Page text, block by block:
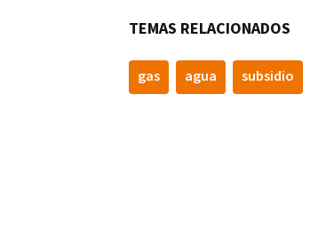
TEMAS RELACIONADOS
gas agua subsidio